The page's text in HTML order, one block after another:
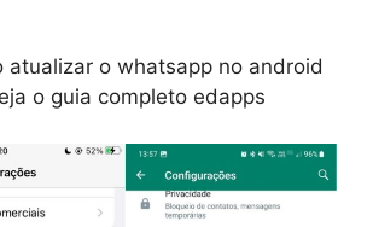
atualizar o whatsapp no android
o guia completo edapps